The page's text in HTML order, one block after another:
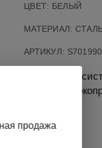
ЦВЕТ: БЕЛЫЙ
МАТЕРИАЛ:
АРТИКУЛ:
производстве
продажа